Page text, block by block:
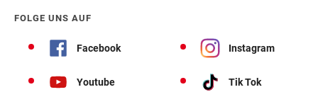
FOLGE UNS AUF
Facebook Instagram
Youtube Tik Tok